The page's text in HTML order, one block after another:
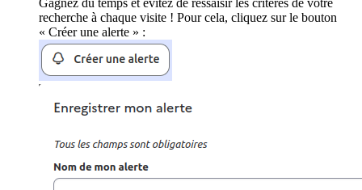
Gagnez du temps et évitez de ressaisir les critères de votre
recherche à chaque visite ! Pour cela, cliquez sur le bouton
« Créer une alerte » :